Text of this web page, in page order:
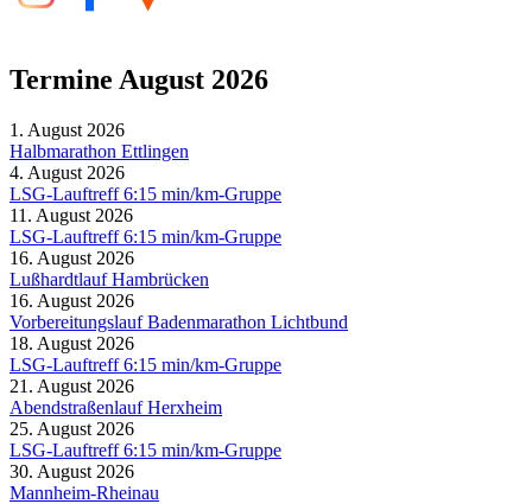
Termine August 2026
1. August 2026
Halbmarathon Ettlingen
4. August 2026
LSG-Lauftreff 6:15 min/km-Gruppe
11. August 2026
LSG-Lauftreff 6:15 min/km-Gruppe
16. August 2026
Lußhardtlauf Hambrücken
16. August 2026
Vorbereitungslauf Badenmarathon Lichtbund
18. August 2026
LSG-Lauftreff 6:15 min/km-Gruppe
21. August 2026
Abendstraßenlauf Herxheim
25. August 2026
LSG-Lauftreff 6:15 min/km-Gruppe
30. August 2026
Mannheim-Rheinau